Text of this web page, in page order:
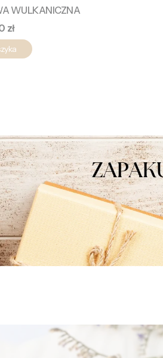
WULKANICZNA
zł